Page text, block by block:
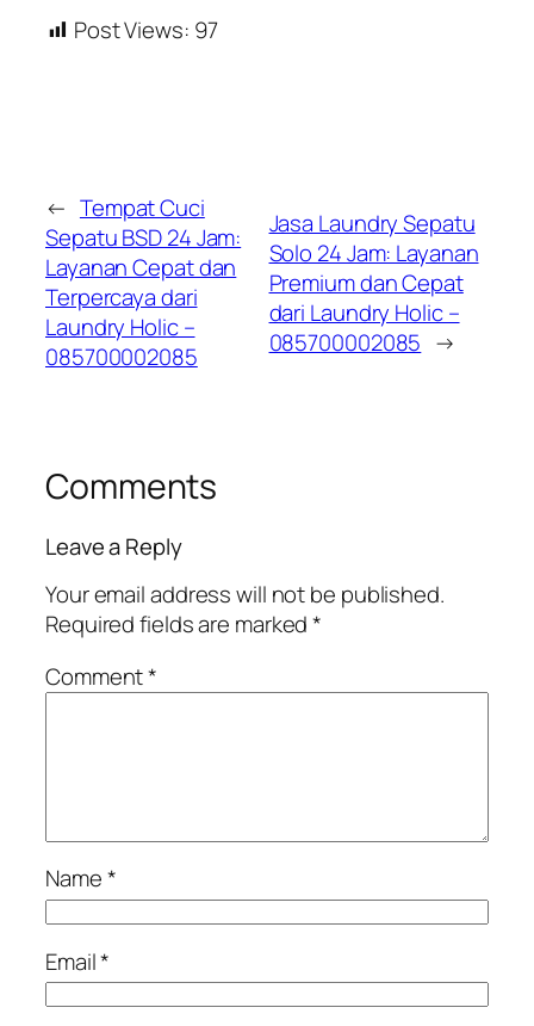
Post Views: 97
← Tempat Cuci
Sepatu BSD 24 Jam:
Layanan Cepat dan
Terpercaya dari
Laundry Holic –
085700002085
Jasa Laundry Sepatu
Solo 24 Jam: Layanan
Premium dan Cepat
dari Laundry Holic –
085700002085 →
Comments
Leave a Reply
Your email address will not be published.
Required fields are marked*
Comment*
Name*
Email*